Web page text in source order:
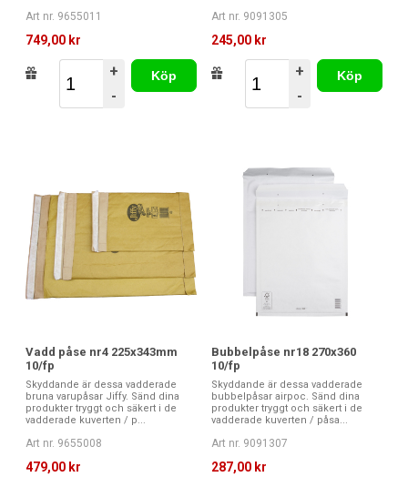
Art nr. 9655011
749,00 kr
+
-
Köp
Art nr. 9091305
245,00 kr
+
-
Köp
Vadd påse nr4 225x343mm
10/fp
Skyddande är dessa vadderade
bruna varupåsar Jiffy. Sänd dina
produkter tryggt och säkert i de
vadderade kuverten / p...
Art nr. 9655008
479,00 kr
Bubbelpåse nr18 270x360
10/fp
Skyddande är dessa vadderade
bubbelpåsar airpoc. Sänd dina
produkter tryggt och säkert i de
vadderade kuverten / påsa...
Art nr. 9091307
287,00 kr